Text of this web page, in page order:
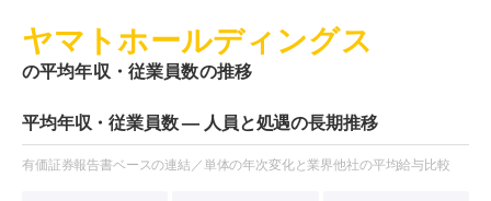
ヤマトホールディングス
の平均年収・従業員数の推移
平均年収・従業員数 — 人員と処遇の長期推移
有価証券報告書ベースの連結／単体の年次変化と業界他社の平均給与比較